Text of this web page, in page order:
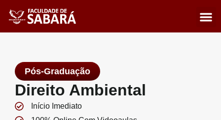
Pós-Graduação
Direito Ambiental
Início Imediato